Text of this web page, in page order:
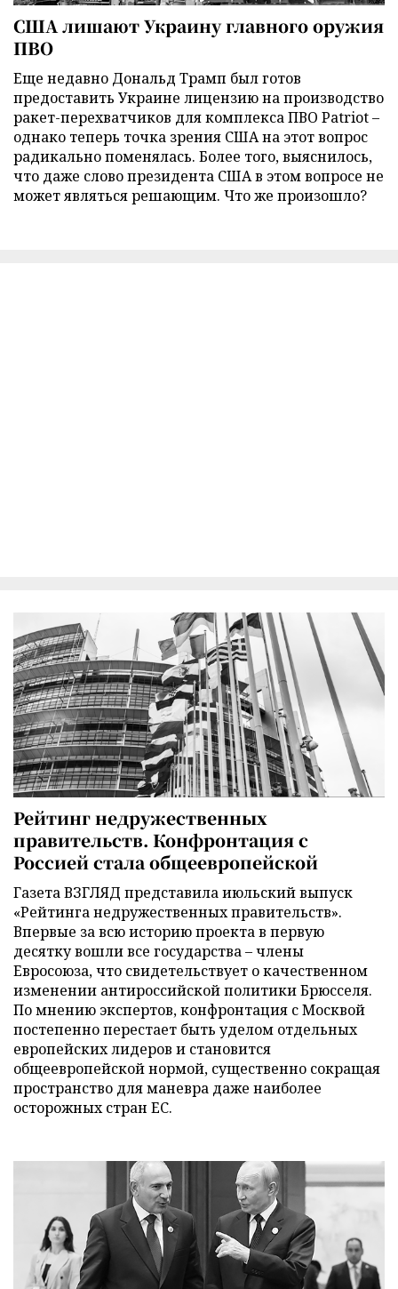
США лишают Украину главного оружия
ПВО
Еще недавно Дональд Трамп был готов
предоставить Украине лицензию на производство
ракет-перехватчиков для комплекса ПВО Patriot –
однако теперь точка зрения США на этот вопрос
радикально поменялась. Более того, выяснилось,
что даже слово президента США в этом вопросе не
может являться решающим. Что же произошло?
Рейтинг недружественных
правительств. Конфронтация с
Россией стала общеевропейской
Газета ВЗГЛЯД представила июльский выпуск
«Рейтинга недружественных правительств».
Впервые за всю историю проекта в первую
десятку вошли все государства – члены
Евросоюза, что свидетельствует о качественном
изменении антироссийской политики Брюсселя.
По мнению экспертов, конфронтация с Москвой
постепенно перестает быть уделом отдельных
европейских лидеров и становится
общеевропейской нормой, существенно сокращая
пространство для маневра даже наиболее
осторожных стран ЕС.